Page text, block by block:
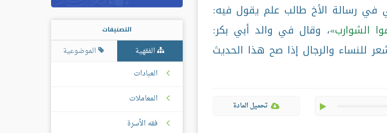
في رسالة الأخ طالب علم يقول فيه:
الشوارب ، وقال في والد أبي بكر:
للنساء والرجال إذا صح هذا الحديث
تحميل المادة
التصنيفات
الفقهية
الموضوعية
العبادات
المعاملات
فقه الأسرة